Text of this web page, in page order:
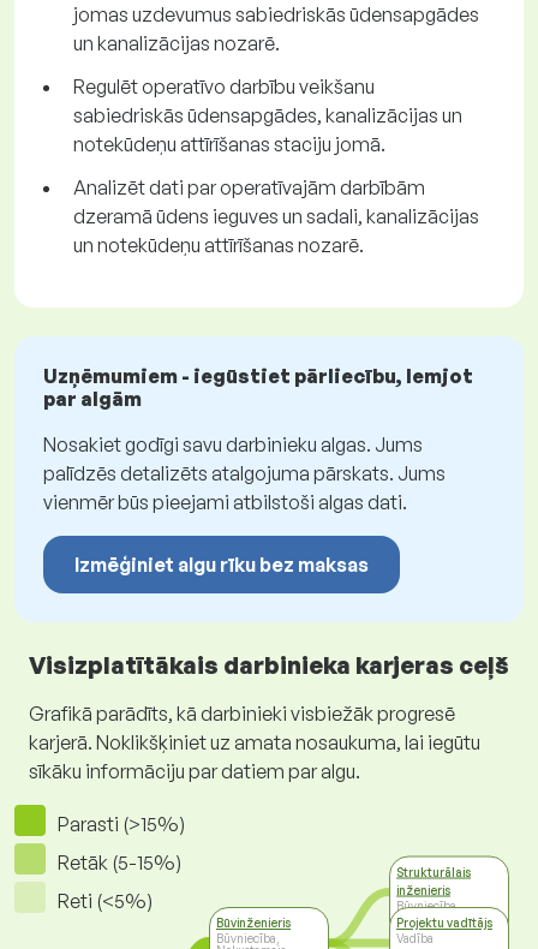
jomas uzdevumus sabiedriskās ūdensapgādes
un kanalizācijas nozarē.
Regulēt operatīvo darbību veikšanu
sabiedriskās ūdensapgādes, kanalizācijas un
notekūdeņu attīrīšanas staciju jomā.
Analizēt dati par operatīvajām darbībām
dzeramā ūdens ieguves un sadali, kanalizācijas
un notekūdeņu attīrīšanas nozarē.
Uzņēmumiem - iegūstiet pārliecību, lemjot
par algām
Nosakiet godīgi savu darbinieku algas. Jums
palīdzēs detalizēts atalgojuma pārskats. Jums
vienmēr būs pieejami atbilstoši algas dati.
Izmēģiniet algu rīku bez maksas
Visizplatītākais darbinieka karjeras ceļš
Grafikā parādīts, kā darbinieki visbiežāk progresē
karjerā. Noklikšķiniet uz amata nosaukuma, lai iegūtu
sīkāku informāciju par datiem par algu.
Parasti (>15%)
Retāk (5-15%)
Reti (<5%)
Būvinženieris
Būvniecība,
Strukturālais
inženieris
Būvniecība,
Nekustamais
īpašums
Projektu vadītājs
Vadība